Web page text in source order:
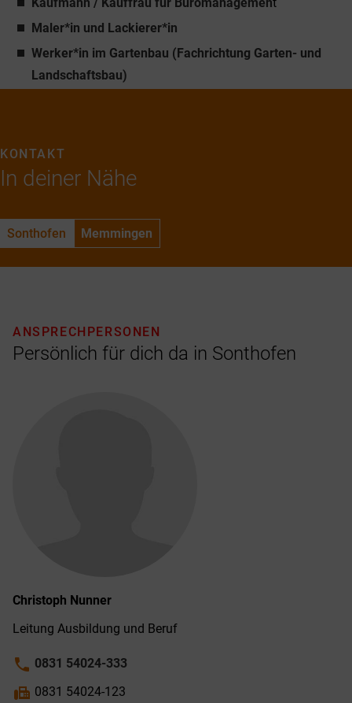
Maler*in und Lackierer*in
Werker*in im Gartenbau (Fachrichtung Garten- und
Landschaftsbau)
In deiner Nähe
KONTAKT
Sonthofen Memmingen
Persönlich für dich da in Sonthofen
ANSPRECHPERSONEN
Christoph Nunner
Leitung Ausbildung und Beruf
phone 0831 54024-333
fax 0831 54024-123